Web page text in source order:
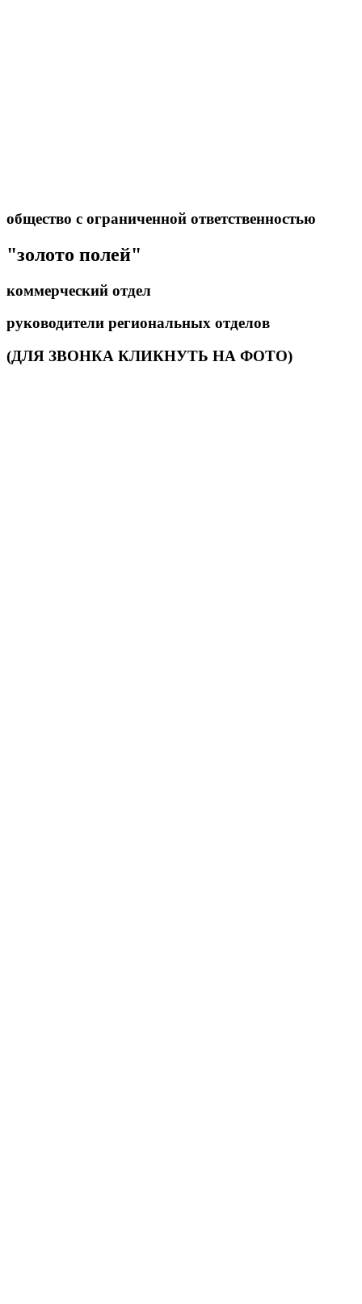
общество с ограниченной ответственностью
"золото полей"
коммерческий отдел
руководители региональных отделов
(ДЛЯ ЗВОНКА КЛИКНУТЬ НА ФОТО)